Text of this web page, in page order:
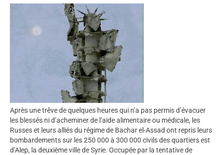
Après une trêve de quelques heures qui n’a pas permis d’évacuer
les blessés ni d’acheminer de l’aide alimentaire ou médicale, les
Russes et leurs alliés du régime de Bachar el-Assad ont repris leurs
bombardements sur les 250 000 à 300 000 civils des quartiers est
d’Alep, la deuxième ville de Syrie. Occupée par la tentative de